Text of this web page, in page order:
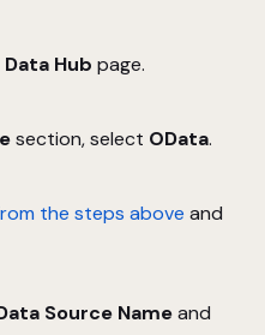
Data Hub page.
section, select OData.
the steps above and
Source Nameand